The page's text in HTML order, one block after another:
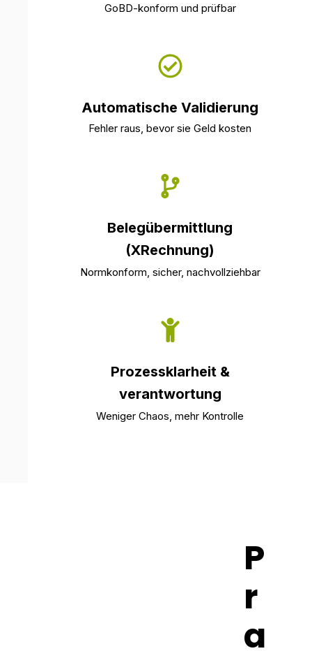
GoBD-konform und prüfbar
Automatische Validierung
Fehler raus, bevor sie Geld kosten
Belegübermittlung
(XRechnung)
Normkonform, sicher, nachvollziehbar
Prozessklarheit &
verantwortung
Weniger Chaos, mehr Kontrolle
P
r
a